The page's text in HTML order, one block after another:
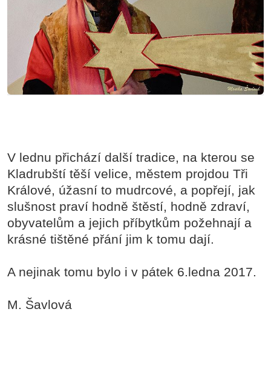
V lednu přichází další tradice, na kterou se
Kladrubští těší velice, městem projdou Tři
Králové, úžasní to mudrcové, a popřejí, jak
slušnost praví hodně štěstí, hodně zdraví,
obyvatelům a jejich příbytkům požehnají a
krásné tištěné přání jim k tomu dají.
A nejinak tomu bylo i v pátek 6.ledna 2017.
M. Šavlová